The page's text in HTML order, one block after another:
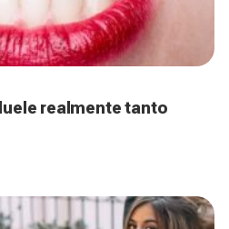
realmente tanto